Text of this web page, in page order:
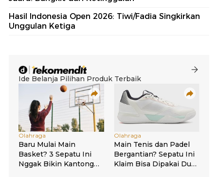
Hasil Indonesia Open 2026: Tiwi/Fadia Singkirkan
Unggulan Ketiga